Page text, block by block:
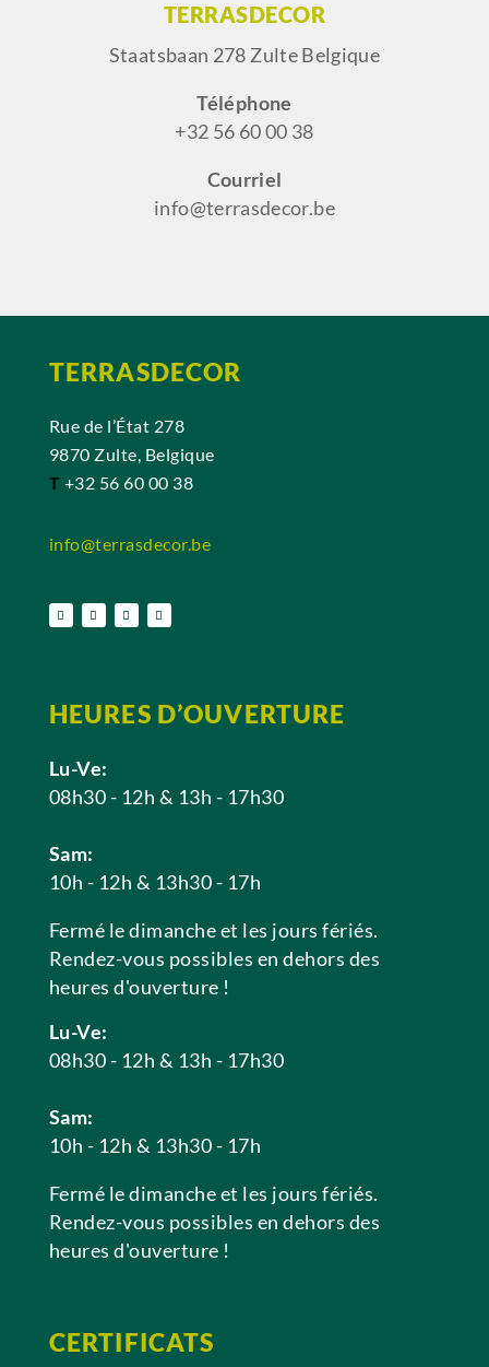
TERRASDECOR
Staatsbaan 278 Zulte Belgique
Téléphone
+32 56 60 00 38
Courriel
info@terrasdecor.be
TERRASDECOR
Rue de l’État 278
9870 Zulte, Belgique
T +32 56 60 00 38
info@terrasdecor.be
HEURES D’OUVERTURE
Lu-Ve:
08h30 - 12h & 13h - 17h30
Sam:
10h - 12h & 13h30 - 17h
Fermé le dimanche et les jours fériés.
Rendez-vous possibles en dehors des
heures d'ouverture !
Lu-Ve:
08h30 - 12h & 13h - 17h30
Sam:
10h - 12h & 13h30 - 17h
Fermé le dimanche et les jours fériés.
Rendez-vous possibles en dehors des
heures d'ouverture !
CERTIFICATS